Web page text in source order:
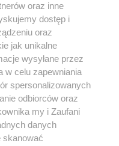
być powielany i
w jakikolwiek sposób (w
jakimkolwiek polu
z umieszczaniem w Internecie
użycie lub
z naruszeniem prawa, tzn.
kary i może być ścigane
oraz inne
dostęp i
oraz
jak unikalne
wysyłane przez
w celu zapewniania
spersonalizowanych
odbiorców oraz
my i Zaufani
danych
skanować